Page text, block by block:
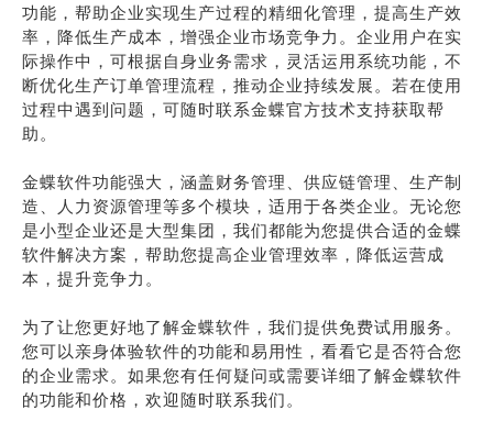
功能，帮助企业实现生产过程的精细化管理，提高生产效
率，降低生产成本，增强企业市场竞争力。企业用户在实
际操作中，可根据自身业务需求，灵活运用系统功能，不
断优化生产订单管理流程，推动企业持续发展。若在使用
过程中遇到问题，可随时联系金蝶官方技术支持获取帮
助。
金蝶软件功能强大，涵盖财务管理、供应链管理、生产制
造、人力资源管理等多个模块，适用于各类企业。无论您
是小型企业还是大型集团，我们都能为您提供合适的金蝶
软件解决方案，帮助您提高企业管理效率，降低运营成
本，提升竞争力。
为了让您更好地了解金蝶软件，我们提供免费试用服务。
您可以亲身体验软件的功能和易用性，看看它是否符合您
的企业需求。如果您有任何疑问或需要详细了解金蝶软件
的功能和价格，欢迎随时联系我们。